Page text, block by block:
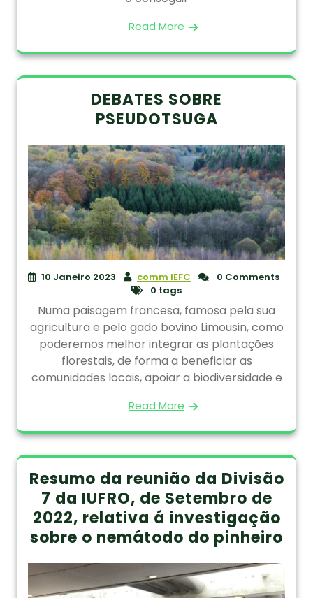
Read More
DEBATES SOBRE
PSEUDOTSUGA
10 Janeiro 2023 comm IEFC
0 Comments
0 tags
Numa paisagem francesa, famosa pela sua
agricultura e pelo gado bovino Limousin, como
poderemos melhor integrar as plantações
florestais, de forma a beneficiar as
comunidades locais, apoiar a biodiversidade e
Read More
Resumo da reunião da Divisão
7 da IUFRO, de Setembro de
2022, relativa á investigação
sobre o nemátodo do pinheiro